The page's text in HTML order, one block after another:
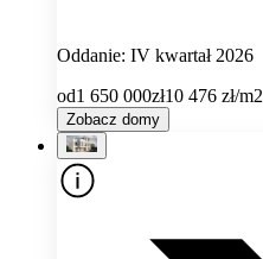
Oddanie: IV kwartał 2026
od1 650 000zł10 476 zł/m2
Zobacz domy